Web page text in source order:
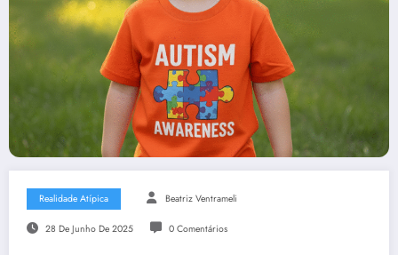
Realidade Atípica Beatriz Ventrameli
28 De Junho De 2025 0 Comentários